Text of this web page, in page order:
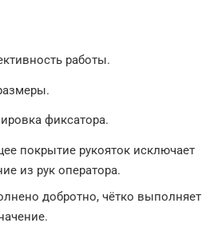
работы.
фиксатора.
покрытие рукояток исключает
из рук оператора.
добротно, чётко выполняет